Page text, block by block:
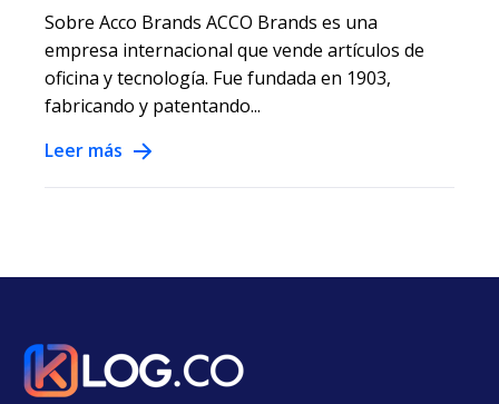
Sobre Acco Brands ACCO Brands es una
empresa internacional que vende artículos de
oficina y tecnología. Fue fundada en 1903,
fabricando y patentando...
Leer más